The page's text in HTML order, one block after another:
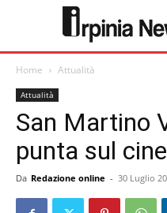
Home Attualità
Attualità
San Martino
punta sul
Da Redazione online - 30 Luglio